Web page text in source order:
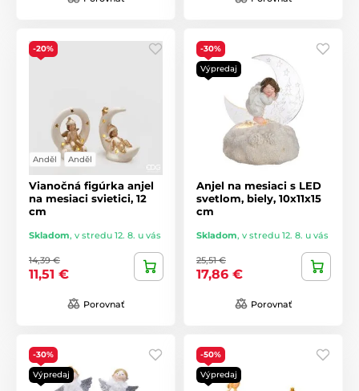
-20%
Anděl Anděl
Vianočná figúrka anjel
na mesiaci svietici, 12
cm
Skladom, v stredu 12. 8. u vás
14,39 €
11,51 €
Porovnať
-30%
Výpredaj
Anjel na mesiaci s LED
svetlom, biely, 10x11x15
cm
Skladom, v stredu 12. 8. u vás
25,51 €
17,86 €
Porovnať
-30%
Výpredaj
-50%
Výpredaj